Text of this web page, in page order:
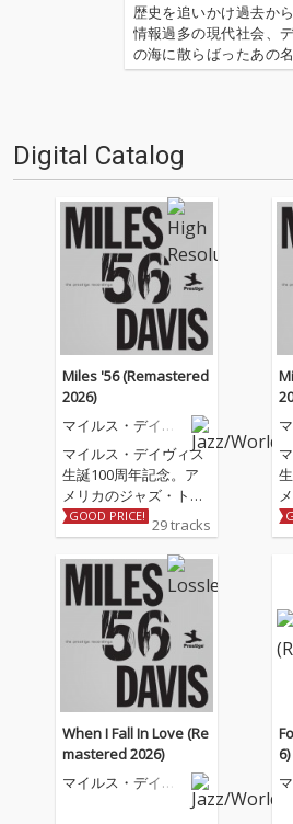
歴史を追いかけ過去から
情報過多の現代社会、
の海に散らばったあの
の名作たちをひとつに
は…'''1.過去作の最新リマ
音源 2.これまで未配信…
Digital Catalog
Miles '56 (Remastered
2026)
マイルス・デイヴ
マイルス・デイヴィス
生誕100周年記念。ア
メリカのジャズ・トラ
ンペッター/バンドリー
ダー/作曲家でジャズ史
および20世紀音楽史に
おいて、最も影響力が
あり、高く評価されて
いる一人、マイルス・
デイヴィスは、およそ
50年にわたるキャリア
の中で多様な音楽的ア
プローチを取り入れ、
ジャズにおける多くの
主要な様式の発展にお
いて常に最前線に立ち
続けた。 本作はデイヴ
ィスがプレスティッ
GOOD PRICE! 29 tracks
続
When I Fall In Love (Re
mastered 2026)
マイルス・デイヴ
6)